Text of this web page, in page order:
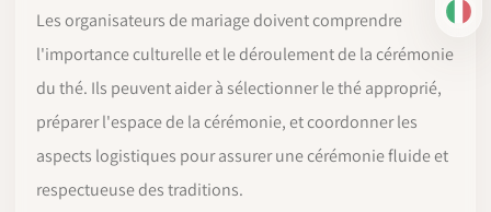
IT
Les organisateurs de mariage doivent comprendre
l'importance culturelle et le déroulement de la cérémonie
du thé. Ils peuvent aider à sélectionner le thé approprié,
préparer l'espace de la cérémonie, et coordonner les
aspects logistiques pour assurer une cérémonie fluide et
respectueuse des traditions.